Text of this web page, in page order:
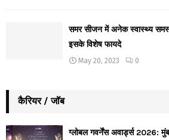
समर सीजन में अनेक स्वास्थ्य
इसके विशेष फायदे
May 20, 2023 0
कैरियर / जॉब
ग्लोबल गवर्नेंस अवार्ड्स 2026: